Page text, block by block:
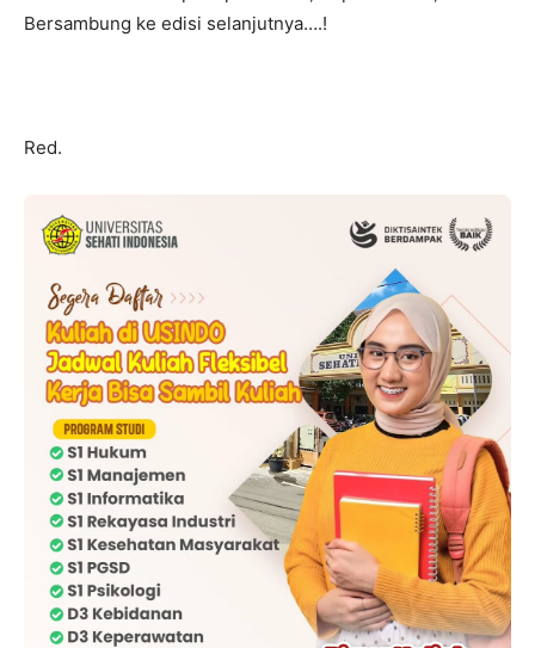
Bersambung ke edisi selanjutnya….!
Red.